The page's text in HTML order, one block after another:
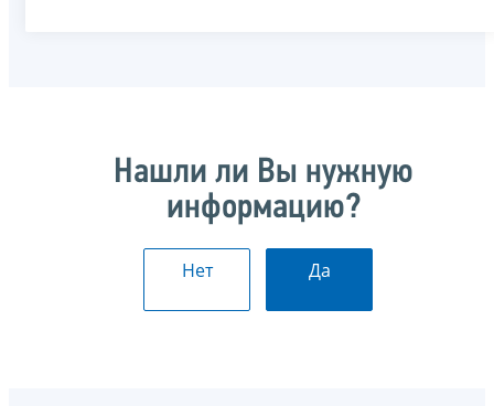
Нашли ли Вы нужную
информацию?
Нет Да